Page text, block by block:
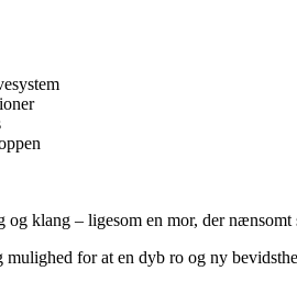
klang – ligesom en mor, der
for at en dyb ro og ny